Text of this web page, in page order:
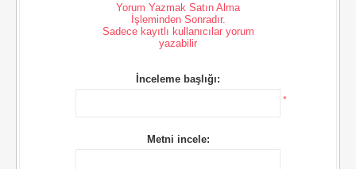
Yorum Yazmak Satın Alma
İşleminden Sonradır.
Sadece kayıtlı kullanıcılar yorum
yazabilir
İnceleme başlığı:
*
Metni incele: